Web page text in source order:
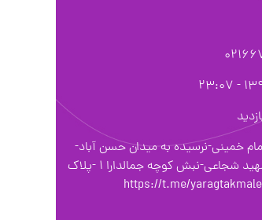
نرسیده به میدان حسن آباد-
كوچه شهید شجاعی-نبش كوچه جمالدارا ١ -پلاك